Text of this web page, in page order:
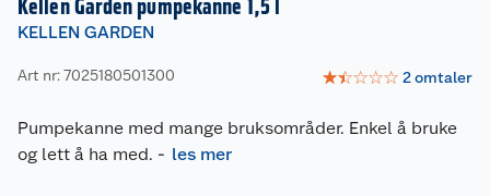
Kellen Garden pumpekanne 1,5 l
KELLEN GARDEN
Art nr: 7025180501300 ☆☆☆☆☆ 2omtaler
Pumpekanne med mange bruksområder. Enkel å bruke
og lett å ha med. - les mer